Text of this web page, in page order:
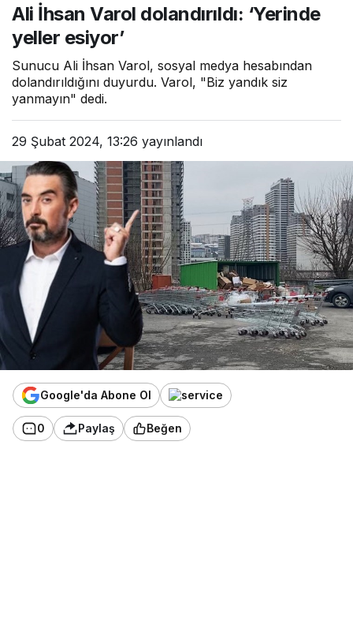
Ali İhsan Varol dolandırıldı: ‘Yerinde
yeller esiyor’
Sunucu Ali İhsan Varol, sosyal medya hesabından
dolandırıldığını duyurdu. Varol, "Biz yandık siz
yanmayın" dedi.
29 Şubat 2024, 13:26 yayınlandı
Google'da Abone Ol
0 Paylaş Beğen